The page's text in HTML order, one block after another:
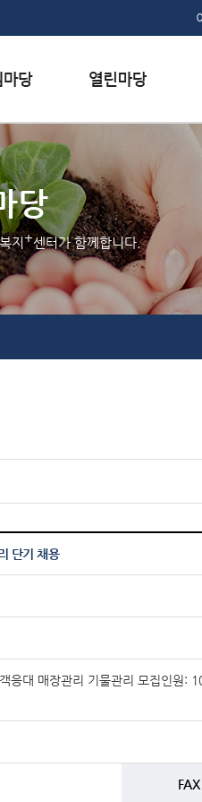
정
항
도자료실
질문하기
칭찬하기
불친절 신고하기
당
지+센터가 함께합니다.
단기 채용
응대 매장관리 기물관리 모집인원
FAX